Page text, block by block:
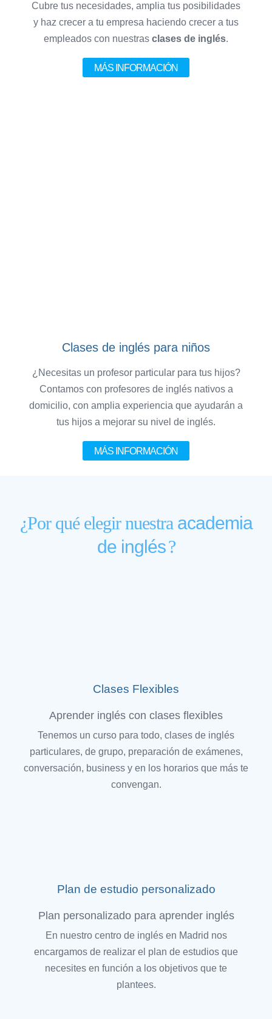
Cubre tus necesidades, amplia tus posibilidades
y haz crecer a tu empresa haciendo crecer a tus
empleados con nuestras clases de inglés.
MÁS INFORMACIÓN
Clases de inglés para niños
¿Necesitas un profesor particular para tus hijos?
Contamos con profesores de inglés nativos a
domicilio, con amplia experiencia que ayudarán a
tus hijos a mejorar su nivel de inglés.
MÁS INFORMACIÓN
¿Por qué elegir nuestra academia
de inglés?
Clases Flexibles
Aprender inglés con clases flexibles
Tenemos un curso para todo, clases de inglés
particulares, de grupo, preparación de exámenes,
conversación, business y en los horarios que más te
convengan.
Plan de estudio personalizado
Plan personalizado para aprender inglés
En nuestro centro de inglés en Madrid nos
encargamos de realizar el plan de estudios que
necesites en función a los objetivos que te
plantees.